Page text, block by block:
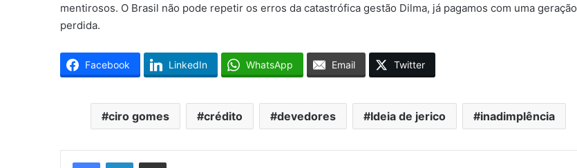
mentirosos. O Brasil não pode repetir os erros da catastrófica gestão Dilma, já pagamos com uma geração
perdida.
Facebook LinkedIn WhatsApp Email Twitter
ciro gomes crédito devedores Ideia de jerico inadimplência